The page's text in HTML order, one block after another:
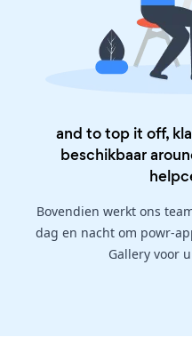
and to top it off,
beschikbaar
Bovendien werkt ons
dag en nacht om powr-
Gallery voor